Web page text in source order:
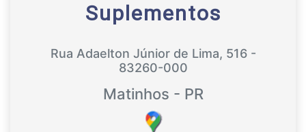
Suplementos
Rua Adaelton Júnior de Lima, 516 -
83260-000
Matinhos - PR